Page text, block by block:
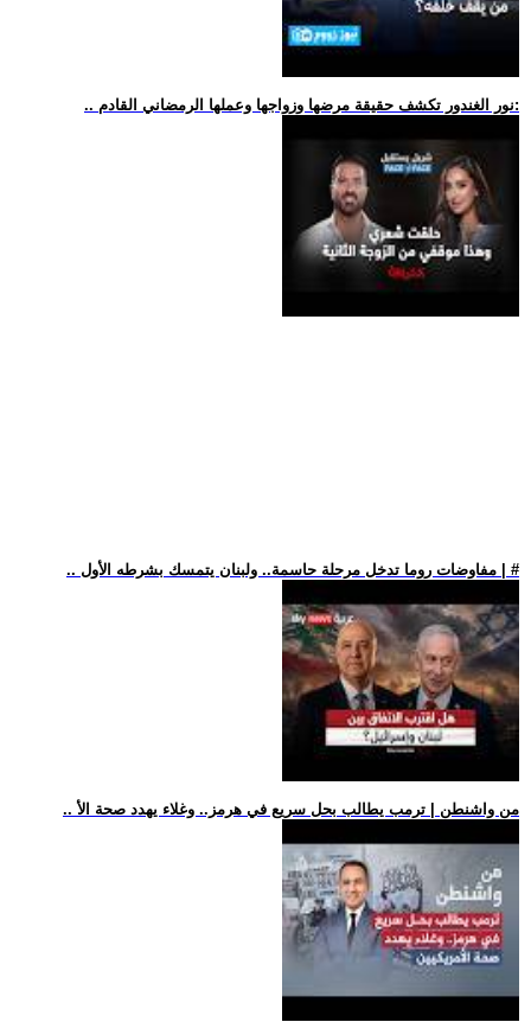
.. نور الغندور تكشف حقيقة مرضها وزواجها وعملها الرمضاني القادم:
.. مفاوضات روما تدخل مرحلة حاسمة.. ولبنان يتمسك بشرطه الأول | #
.. من واشنطن | ترمب يطالب بحل سريع في هرمز.. وغلاء يهدد صحة الأ